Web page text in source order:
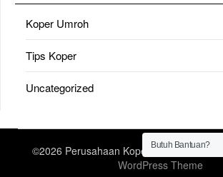
Koper Umroh
Tips Koper
Uncategorized
©2026 Perusahaan Koper Umroh| Design:
WordPress Theme
Butuh Bantuan?